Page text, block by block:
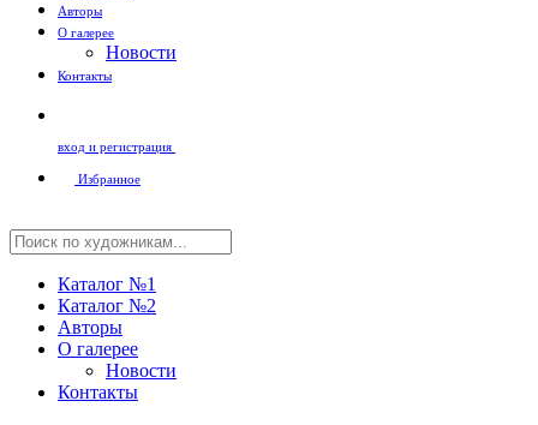
Авторы
О галерее
Новости
Контакты
вход и регистрация
Избранное
Каталог №1
Каталог №2
Авторы
О галерее
Новости
Контакты